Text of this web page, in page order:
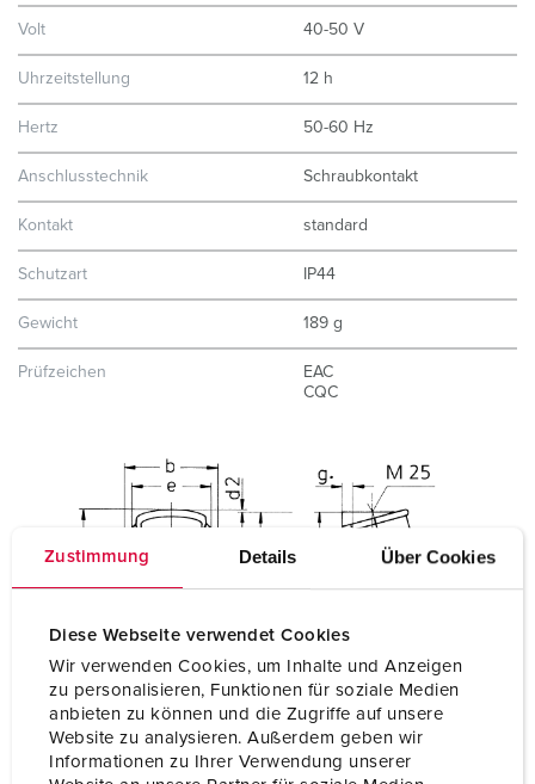
Zustimmung Details Über Cookies
Diese Webseite verwendet Cookies
Wir verwenden Cookies, um Inhalte und Anzeigen
zu personalisieren, Funktionen für soziale Medien
anbieten zu können und die Zugriffe auf unsere
Website zu analysieren. Außerdem geben wir
Informationen zu Ihrer Verwendung unserer
Volt 40-50 V
Uhrzeitstellung 12 h
Hertz 50-60 Hz
Anschlusstechnik Schraubkontakt
Kontakt standard
Schutzart IP44
Gewicht 189 g
Prüfzeichen
EAC
CQC